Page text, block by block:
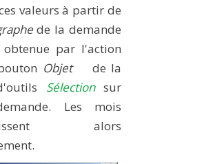
valeurs à partir de
de la demande
par l'action
Objet
de la
Sélectionsur
Les mois
alors